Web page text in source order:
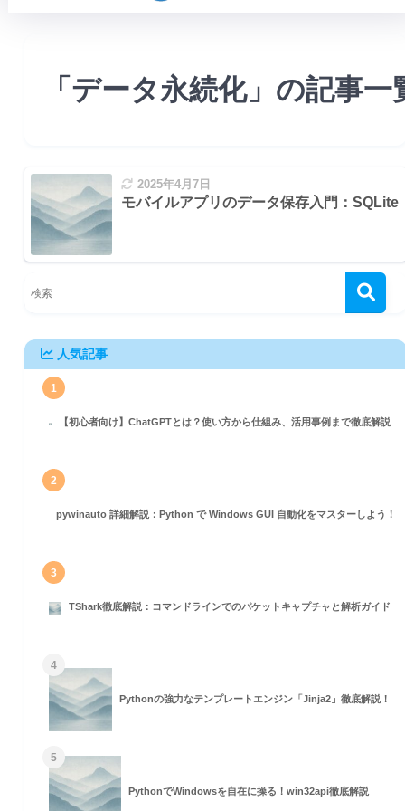
「データ永続化」の記事一
2025年4月7日
モバイルアプリのデータ保存入門：
人気記事
1
【初心者向け】ChatGPTとは？使い方から仕組み、活用事例まで徹底解説
2
pywinauto 詳細解説：Python で Windows GUI 自動化をマスターしよう！
3
TShark徹底解説：コマンドラインでのパケットキャプチャと解析ガイド
4
Pythonの強力なテンプレートエンジン「Jinja2」徹底解説！
5
PythonでWindowsを自在に操る！win32api徹底解説